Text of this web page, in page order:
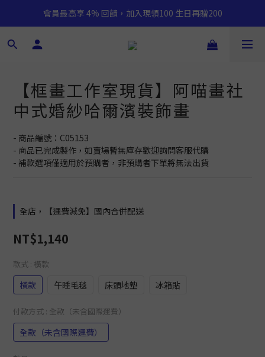
會員最高享 4% 回饋，加入現領100 生日再贈200
【框畫工作室現貨】阿喵畫社
中式婚紗哈爾濱裝飾畫
- 商品編號：C05153
- 商品已完成製作，如賣場暫無庫存歡迎詢問客服代購
- 補款選項僅適用於預購者，非預購者下單將無法出貨
全店，【運費減免】國內合併配送
NT$1,140
款式 : 橫款
橫款 午睡毛毯 床頭地墊 冰箱貼
付款方式 : 全款（未含國際運費）
全款（未含國際運費）